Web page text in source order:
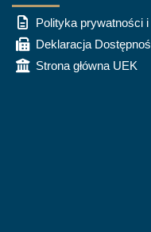
Polityka prywatności
Deklaracja
Strona główna UEK